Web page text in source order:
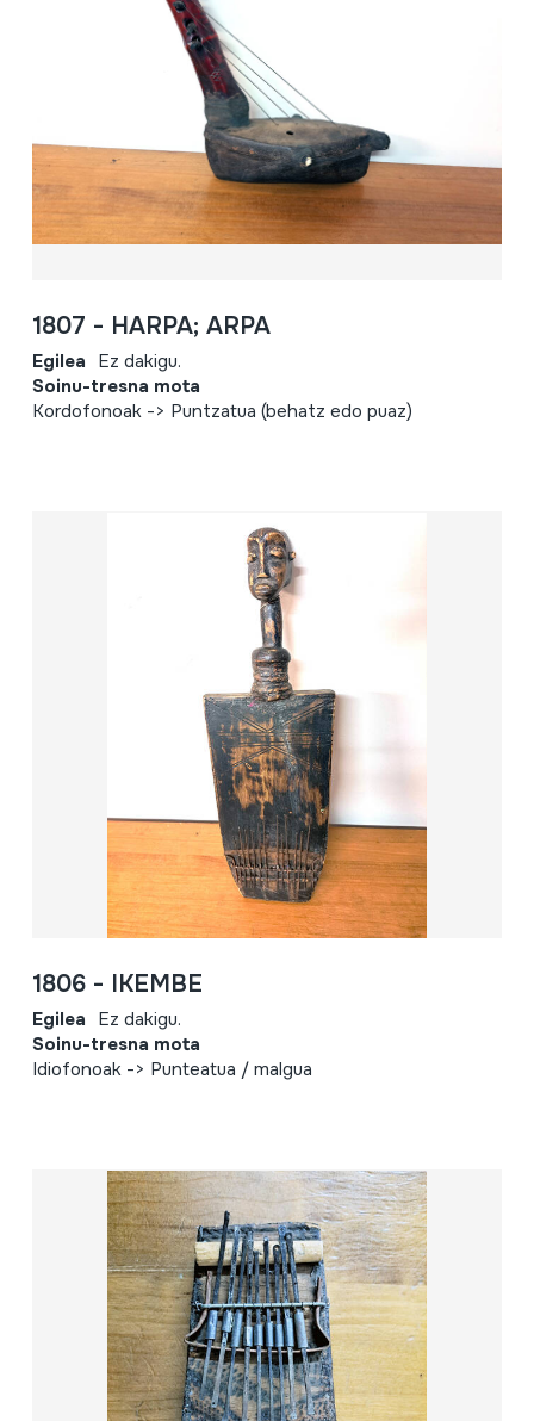
1807 - HARPA; ARPA
Egilea Ez dakigu.
Soinu-tresna mota
Kordofonoak -> Puntzatua (behatz edo puaz)
1806 - IKEMBE
Egilea Ez dakigu.
Soinu-tresna mota
Idiofonoak -> Punteatua / malgua